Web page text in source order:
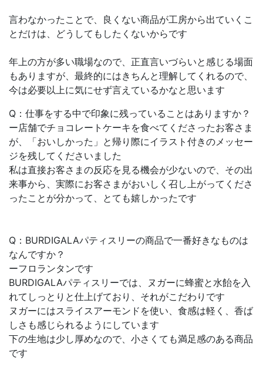
言わなかったことで、良くない商品が工房から出ていくこ
とだけは、どうしてもしたくないからです
年上の方が多い職場なので、正直言いづらいと感じる場面
もありますが、最終的にはきちんと理解してくれるので、
今は必要以上に気にせず言えているかなと思います
Q：仕事をする中で印象に残っていることはありますか？
ー店舗でチョコレートケーキを食べてくださったお客さま
が、「おいしかった」と帰り際にイラスト付きのメッセー
ジを残してくださいました
私は直接お客さまの反応を見る機会が少ないので、その出
来事から、実際にお客さまがおいしく召し上がってくださ
ったことが分かって、とても嬉しかったです
Q：BURDIGALAパティスリーの商品で一番好きなものは
なんですか？
ーフロランタンです
BURDIGALAパティスリーでは、ヌガーに蜂蜜と水飴を入
れてしっとりと仕上げており、それがこだわりです
ヌガーにはスライスアーモンドを使い、食感は軽く、香ば
しさも感じられるようにしています
下の生地は少し厚めなので、小さくても満足感のある商品
です